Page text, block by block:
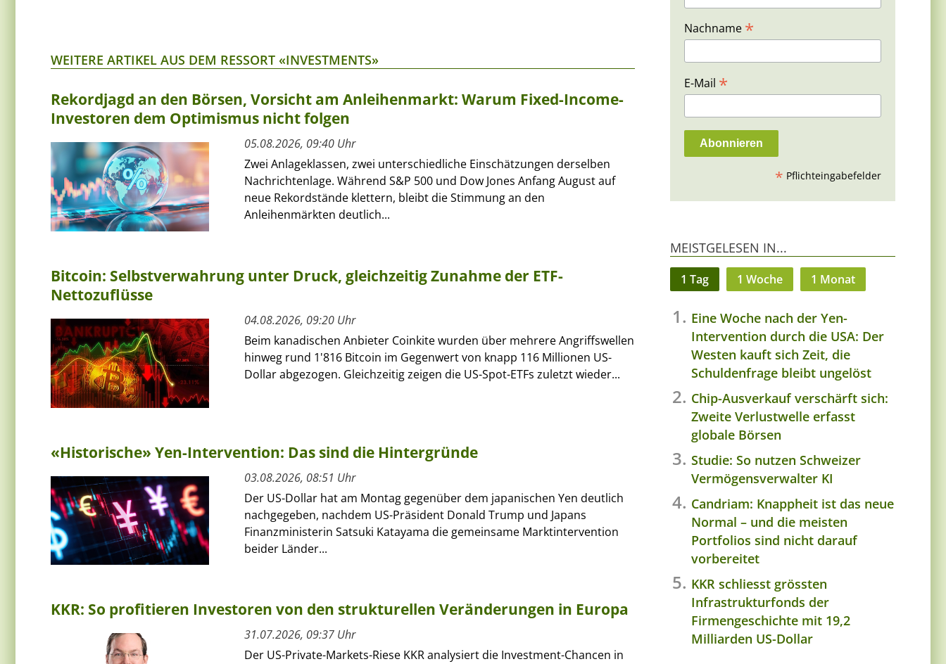
WEITERE ARTIKEL AUS DEM RESSORT «INVESTMENTS»
Rekordjagd an den Börsen, Vorsicht am Anleihenmarkt: Warum Fixed-Income-
Investoren dem Optimismus nicht folgen
05.08.2026, 09:40 Uhr
Zwei Anlageklassen, zwei unterschiedliche Einschätzungen derselben
Nachrichtenlage. Während S&P 500 und Dow Jones Anfang August auf
neue Rekordstände klettern, bleibt die Stimmung an den
Anleihenmärkten deutlich...
Bitcoin: Selbstverwahrung unter Druck, gleichzeitig Zunahme der ETF-
Nettozuflüsse
04.08.2026, 09:20 Uhr
Beim kanadischen Anbieter Coinkite wurden über mehrere Angriffswellen
hinweg rund 1'816 Bitcoin im Gegenwert von knapp 116 Millionen US-
Dollar abgezogen. Gleichzeitig zeigen die US-Spot-ETFs zuletzt wieder...
«Historische» Yen-Intervention: Das sind die Hintergründe
03.08.2026, 08:51 Uhr
Der US-Dollar hat am Montag gegenüber dem japanischen Yen deutlich
nachgegeben, nachdem US-Präsident Donald Trump und Japans
Finanzministerin Satsuki Katayama die gemeinsame Marktintervention
beider Länder...
KKR: So profitieren Investoren von den strukturellen Veränderungen in Europa
31.07.2026, 09:37 Uhr
Der US-Private-Markets-Riese KKR analysiert die Investment-Chancen in
Nachname *
E-Mail *
* Pflichteingabefelder
MEISTGELESEN IN...
1 Tag 1 Woche 1 Monat
Eine Woche nach der Yen-
Intervention durch die USA: Der
Westen kauft sich Zeit, die
Schuldenfrage bleibt ungelöst
Chip-Ausverkauf verschärft sich:
Zweite Verlustwelle erfasst
globale Börsen
Studie: So nutzen Schweizer
Vermögensverwalter KI
Candriam: Knappheit ist das neue
Normal – und die meisten
Portfolios sind nicht darauf
vorbereitet
KKR schliesst grössten
Infrastrukturfonds der
Firmengeschichte mit 19,2
Milliarden US-Dollar